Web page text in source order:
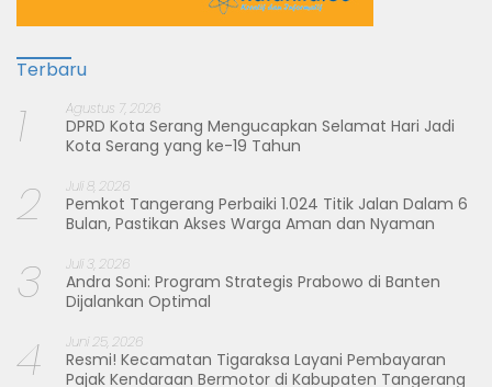
Terbaru
1 Agustus 7, 2026
DPRD Kota Serang Mengucapkan Selamat Hari Jadi
Kota Serang yang ke-19 Tahun
2 Juli 8, 2026
Pemkot Tangerang Perbaiki 1.024 Titik Jalan Dalam 6
Bulan, Pastikan Akses Warga Aman dan Nyaman
3 Juli 3, 2026
Andra Soni: Program Strategis Prabowo di Banten
Dijalankan Optimal
4 Juni 25, 2026
Resmi! Kecamatan Tigaraksa Layani Pembayaran
Pajak Kendaraan Bermotor di Kabupaten Tangerang